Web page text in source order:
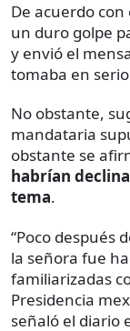
De acuerdo
un duro golpe
y envió el
tomaba en
No obstante,
mandataria
obstante se
habrían
tema.
“Poco después
la señora fue
familiarizadas
Presidencia
señaló el diario